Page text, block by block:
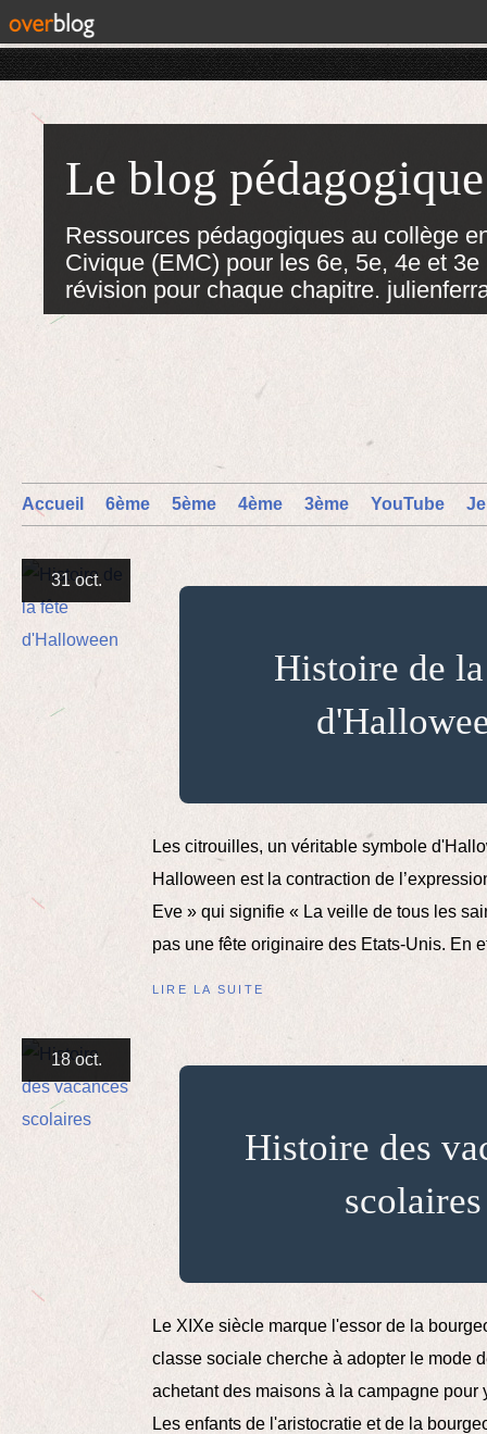
Le blog
Ressources pédagogiques au collège
Civique (EMC) pour les 6e, 5e, 4e et
révision pour chaque chapitre.
Accueil 6ème 5ème 4ème 3ème YouTube
31 oct.
Histoire de
Les citrouilles, un véritable symbole
Halloween est la contraction de
Eve » qui signifie « La veille de tous les
pas une fête originaire des Etats-Unis. En
LIRE LA SUITE
18 oct.
Histoire des
scolaires
Le XIXe siècle marque l'essor de la
classe sociale cherche à adopter le mode
achetant des maisons à la campagne pour
Les enfants de l'aristocratie et de la